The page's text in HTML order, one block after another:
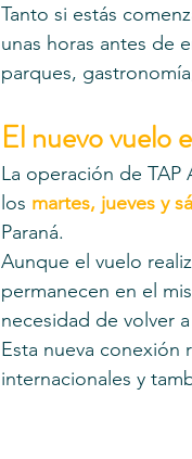
Tanto si estás
unas horas antes de
parques,
El nuevo vuelo
La operación de
los martes, jueves y
Paraná.
Aunque el vuelo
permanecen en el
necesidad de volver
Esta nueva conexión
internacionales y